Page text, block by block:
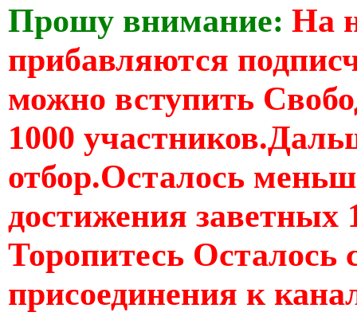
Прошу внимание: На
прибавляются
можно вступить
1000
отбор.Осталось
достижения заветных
Торопитесь Осталось
присоединения к